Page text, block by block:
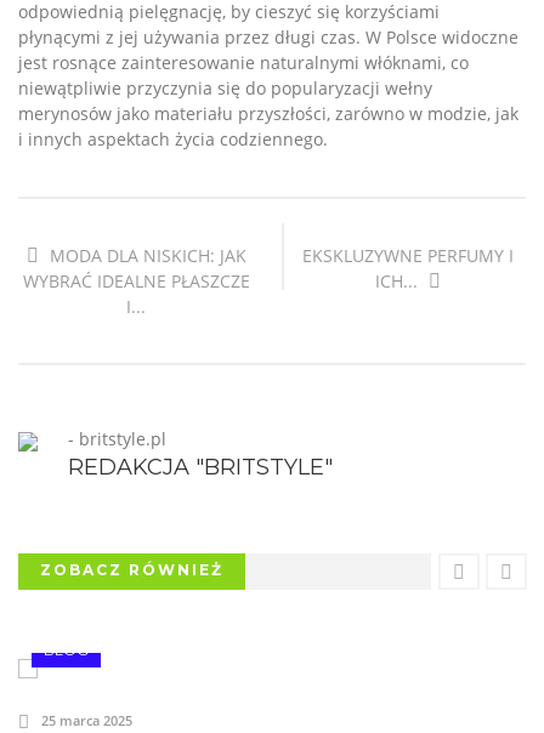
odpowiednią pielęgnację, by cieszyć się korzyściami
płynącymi z jej używania przez długi czas. W Polsce widoczne
jest rosnące zainteresowanie naturalnymi włóknami, co
niewątpliwie przyczynia się do popularyzacji wełny
merynosów jako materiału przyszłości, zarówno w modzie, jak
i innych aspektach życia codziennego.
MODA DLA NISKICH: JAK
WYBRAĆ IDEALNE PŁASZCZE
I...
EKSKLUZYWNE PERFUMY I
ICH...
REDAKCJA "BRITSTYLE"
- britstyle.pl
ZOBACZ RÓWNIEŻ
BLOG
25 marca 2025